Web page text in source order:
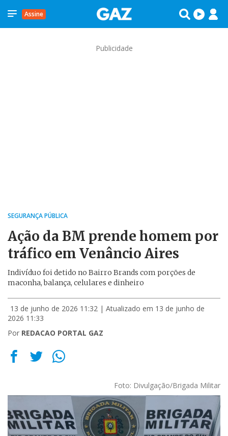
Assine
Publicidade
SEGURANÇA PÚBLICA
Ação da BM prende homem por
tráfico em Venâncio Aires
Indivíduo foi detido no Bairro Brands com porções de
maconha, balança, celulares e dinheiro
13 de junho de 2026 11:32 | Atualizado em 13 de junho de
2026 11:33
Por REDACAO PORTAL GAZ
Foto: Divulgação/Brigada Militar